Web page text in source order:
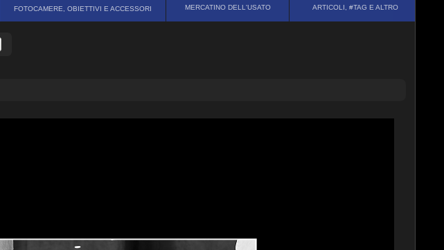
FOTOCAMERE, OBIETTIVI E ACCESSORI MERCATINO DELL'USATO ARTICOLI, #TAG E ALTRO